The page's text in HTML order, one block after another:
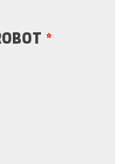
*